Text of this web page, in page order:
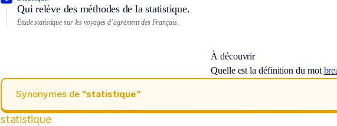
Qui relève des méthodes de la statistique.
Étude statistique sur les voyages d’agrément des Français.
À découvrir
Quelle est la définition du mot
Synonymes de “statistique“
statistique